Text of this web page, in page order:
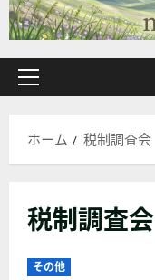
プ
メ
ン
ー
ホーム 税制調査会
税制調査会
その他